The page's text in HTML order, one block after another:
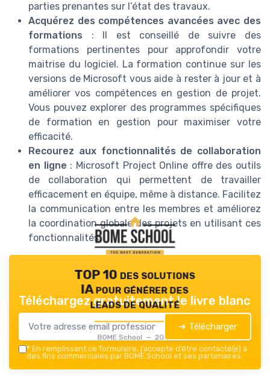
parties prenantes sur l’état des travaux.
Acquérez des compétences avancées avec des
formations : Il est conseillé de suivre des
formations pertinentes pour approfondir votre
maitrise du logiciel. La formation continue sur les
versions de Microsoft vous aide à rester à jour et à
améliorer vos compétences en gestion de projet.
Vous pouvez explorer des programmes spécifiques
de formation en gestion pour maximiser votre
efficacité.
Recourez aux fonctionnalités de collaboration
en ligne : Microsoft Project Online offre des outils
de collaboration qui permettent de travailler
efficacement en équipe, même à distance. Facilitez
la communication entre les membres et améliorez
la coordination globale des projets en utilisant ces
fonctionnalités.
TOP 10 des solutions
IA pour générer des
leads de qualité
BOME School — 2026
Téléchargez gratuitement le livre blanc
➔ Télécharger
* En remplissant ce formulaire, j’accepte d’être contacté(e) à
des fins commerciales par BOME School et ses partenaires.